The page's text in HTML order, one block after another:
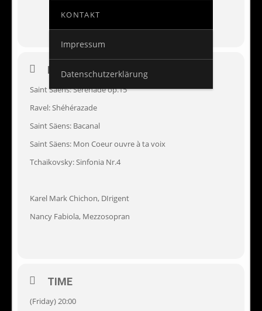
KONTAKT
Impressum
Datenschutzerklärung
EVENT DETAILS
Saint Säens: Serenade op.15
Ravel: Shéhérazade
Saint Säens: Bacanal
Saint Säens: Mon Coeur ouvre à ta voix
Tchaikovsky: Sinfonia Nr.4
Karel Mark Chichon, DIrigent
Nancy Fabiola, Mezzosopran
TIME
(Friday) 20:00